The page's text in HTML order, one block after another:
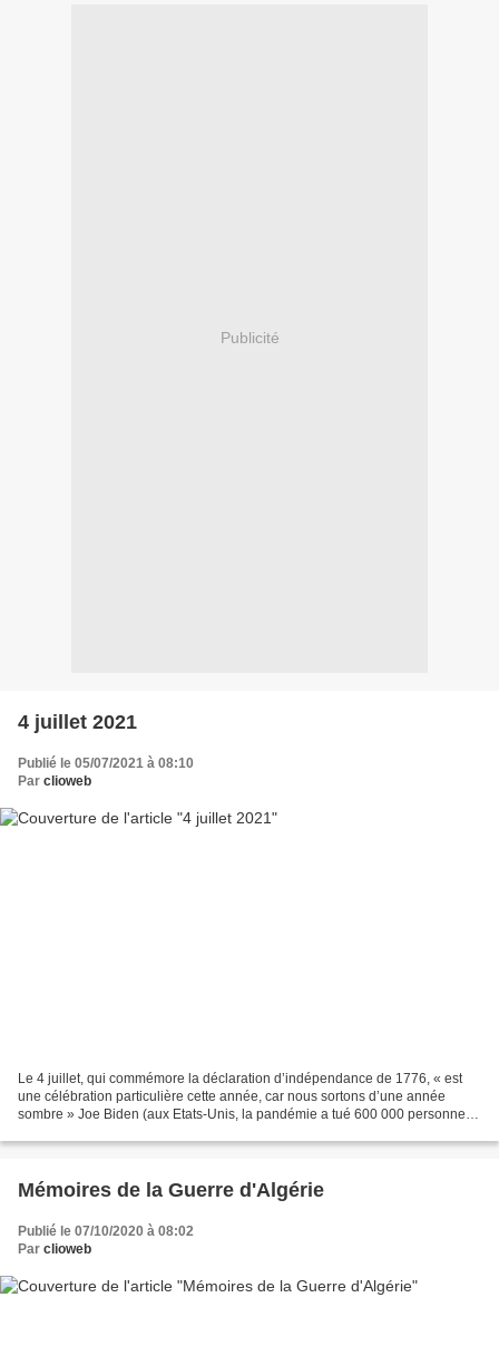
Publicité
4 juillet 2021
Publié le 05/07/2021 à 08:10
Par clioweb
Le 4 juillet, qui commémore la déclaration d’indépendance de 1776, « est
une célébration particulière cette année, car nous sortons d’une année
sombre » Joe Biden (aux Etats-Unis, la pandémie a tué 600 000 personnes)
nationale-joe-biden-rappelle-coronavirus-encore-vaincu...
Mémoires de la Guerre d'Algérie
Publié le 07/10/2020 à 08:02
Par clioweb